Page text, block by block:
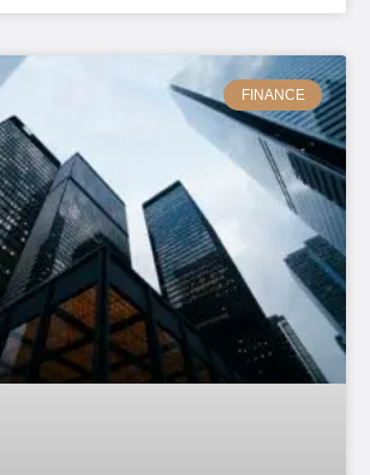
FINANCE